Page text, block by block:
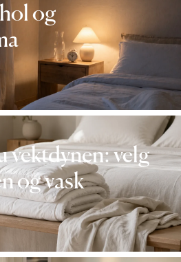
og
vektdynen: velg
og vask